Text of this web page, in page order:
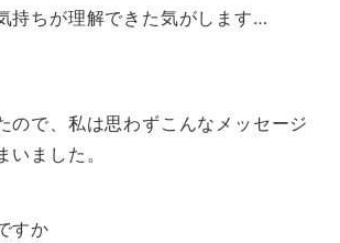
持ちが理解できた気がします…
ので、私は思わずこんなメッセージ
いました。
すか